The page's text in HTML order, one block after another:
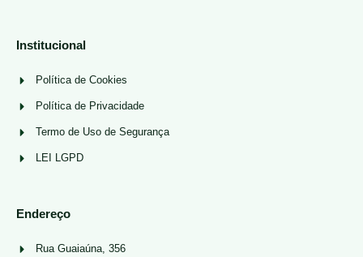
Institucional
Política de Cookies
Política de Privacidade
Termo de Uso de Segurança
LEI LGPD
Endereço
Rua Guaiaúna, 356